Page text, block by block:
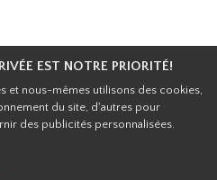
EST NOTRE PRIORITÉ!
et nous-mêmes utilisons des cookies,
du site, d'autres pour
des publicités personnalisées.